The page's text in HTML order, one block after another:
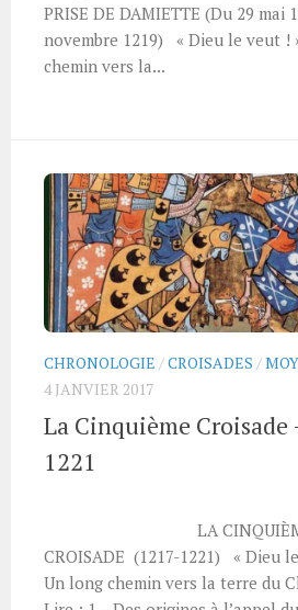
PRISE DE DAMIETTE (Du 29 mai
novembre 1219) « Dieu le veut
chemin vers la...
CHRONOLOGIE /CROISADES /
4 JANVIER 2017
La Cinquième Croisade
1221
LA
CROISADE (1217-1221) « Dieu
Un long chemin vers la terre du